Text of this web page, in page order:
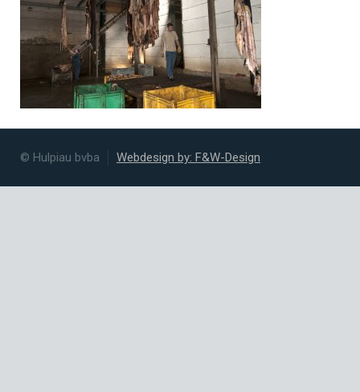
© Hulpiau bvba Webdesign by: F&W-Design